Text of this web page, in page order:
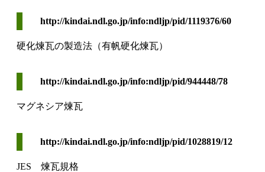
http://kindai.ndl.go.jp/info:ndljp/pid/1119376/60
硬化煉瓦の製造法（有帆硬化煉瓦）
http://kindai.ndl.go.jp/info:ndljp/pid/944448/78
マグネシア煉瓦
http://kindai.ndl.go.jp/info:ndljp/pid/1028819/12
JES 煉瓦規格